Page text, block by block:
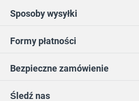
Śledź nas
Bezpieczne zamówienie
Formy płatności
Sposoby wysyłki